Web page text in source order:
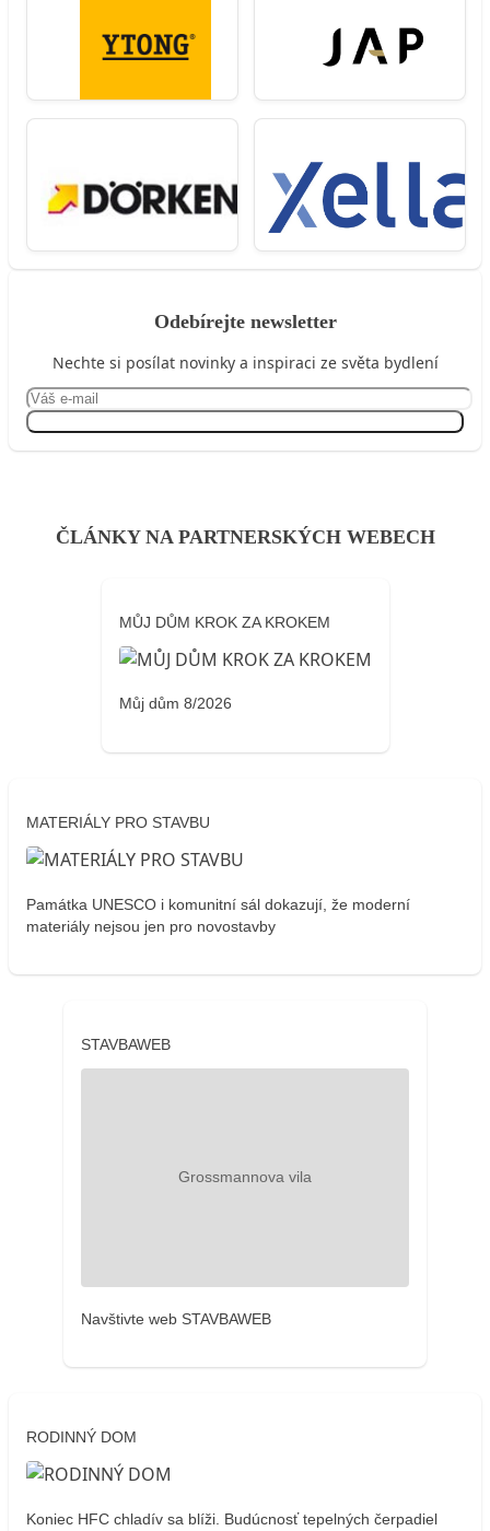
Odebírejte newsletter
Nechte si posílat novinky a inspiraci ze světa bydlení
ČLÁNKY NA PARTNERSKÝCH WEBECH
MŮJ DŮM KROK ZA KROKEM
Můj dům 8/2026
MATERIÁLY PRO STAVBU
Památka UNESCO i komunitní sál dokazují, že moderní
materiály nejsou jen pro novostavby
STAVBAWEB
Navštivte web STAVBAWEB
RODINNÝ DOM
Koniec HFC chladív sa blíži. Budúcnosť tepelných čerpadiel